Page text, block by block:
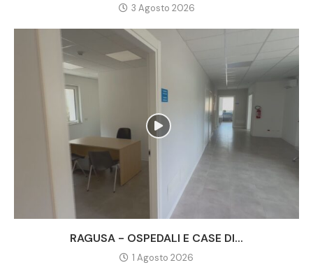
3 Agosto 2026
RAGUSA - OSPEDALI E CASE DI...
1 Agosto 2026